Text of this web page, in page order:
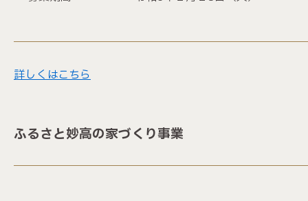
詳しくはこちら
ふるさと妙高の家づくり事業